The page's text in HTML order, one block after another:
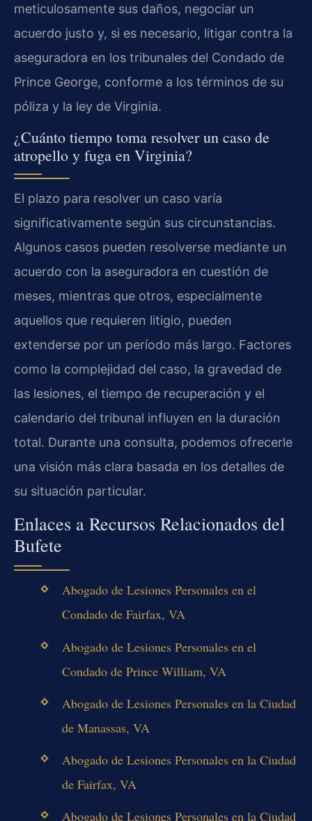
meticulosamente sus daños, negociar un
acuerdo justo y, si es necesario, litigar contra la
aseguradora en los tribunales del Condado de
Prince George, conforme a los términos de su
póliza y la ley de Virginia.
¿Cuánto tiempo toma resolver un caso de
atropello y fuga en Virginia?
El plazo para resolver un caso varía
significativamente según sus circunstancias.
Algunos casos pueden resolverse mediante un
acuerdo con la aseguradora en cuestión de
meses, mientras que otros, especialmente
aquellos que requieren litigio, pueden
extenderse por un período más largo. Factores
como la complejidad del caso, la gravedad de
las lesiones, el tiempo de recuperación y el
calendario del tribunal influyen en la duración
total. Durante una consulta, podemos ofrecerle
una visión más clara basada en los detalles de
su situación particular.
Enlaces a Recursos Relacionados del
Bufete
Abogado de Lesiones Personales en el
Condado de Fairfax, VA
Abogado de Lesiones Personales en el
Condado de Prince William, VA
Abogado de Lesiones Personales en la Ciudad
de Manassas, VA
Abogado de Lesiones Personales en la Ciudad
de Fairfax, VA
Abogado de Lesiones Personales en la Ciudad